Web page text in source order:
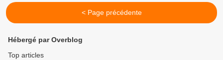
< Page précédente
Hébergé par Overblog
Top articles